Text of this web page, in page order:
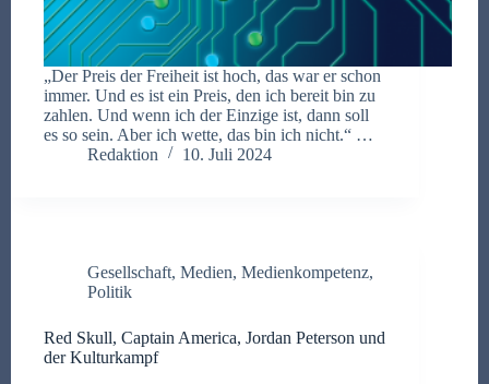
„Der Preis der Freiheit ist hoch, das war er schon
immer. Und es ist ein Preis, den ich bereit bin zu
zahlen. Und wenn ich der Einzige ist, dann soll
es so sein. Aber ich wette, das bin ich nicht.“ …
Redaktion
10. Juli 2024
Gesellschaft, Medien, Medienkompetenz,
Politik
Red Skull, Captain America, Jordan Peterson und
der Kulturkampf